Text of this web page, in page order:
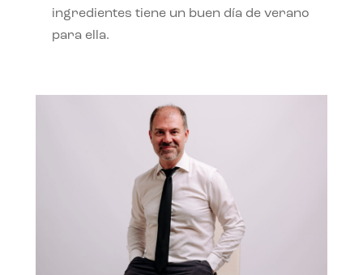
ingredientes tiene un buen día de verano
para ella.